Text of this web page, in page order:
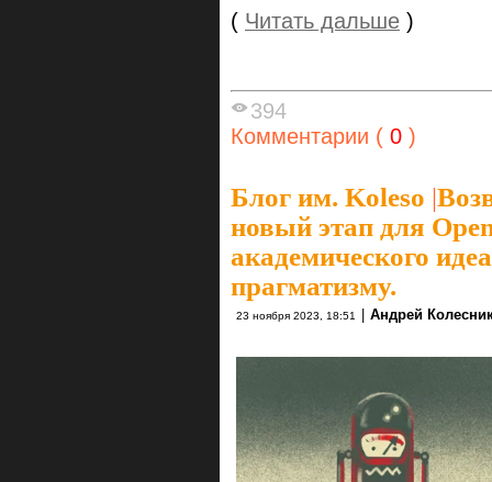
( Читать дальше )
394
Комментарии ( 0 )
Блог им. Koleso |
новый этап для
академического
прагматизму.
23 ноября 2023, 18:51 Андрей